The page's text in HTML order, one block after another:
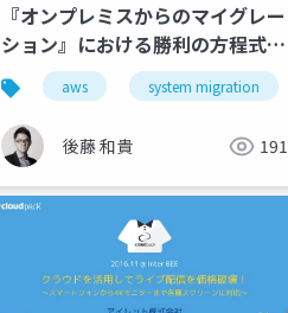
parco shogakukan
『オンプレミスからのマイグレー
ション』における勝利の方程式と
は - ZDNet Japan x
TechRepublic Japan & AWS
Partner Network 5週連続セミ
ナーシリーズ
aws system migration
後藤 和貴 191